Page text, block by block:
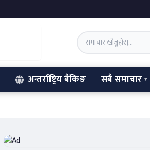
अन्तर्राष्ट्रिय बैंकिङ सबै समाचार